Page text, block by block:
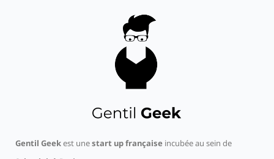
Gentil Geekest unestart up française incubée au sein de